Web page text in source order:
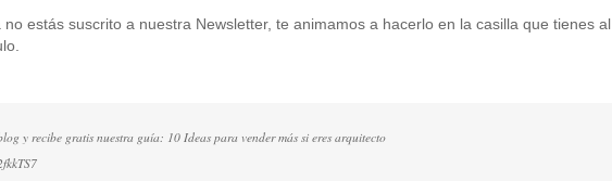
no estás suscrito a nuestra Newsletter, te animamos a hacerlo en la casilla que tienes al
y recibe gratis nuestra guía: 10 Ideas para vender más si eres arquitecto